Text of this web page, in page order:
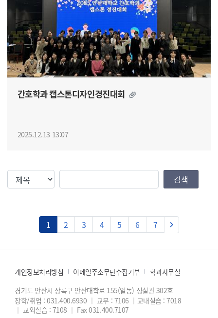
간호학과 캡스톤디자인경진대회
2025.12.13 13:07
검색조건 검색값 검색
1 2 3 4 5 6 7 keyboard_arrow_right
개인정보처리방침 이메일주소무단수집거부
학과사무실
경기도 안산시 상록구 안산대학로 155(일동) 성실관 302호
장학/취업 : 031.400.6930 ｜ 교무 : 7106 ｜ 교내실습 : 7018
｜ 교외실습 : 7108 ｜ Fax 031.400.7107